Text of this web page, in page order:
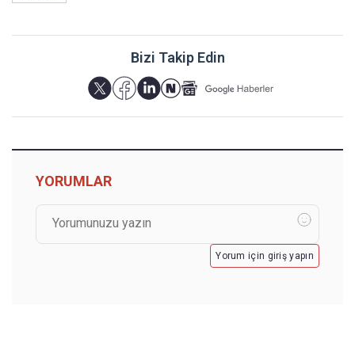
Bizi Takip Edin
YORUMLAR
Yorum için giriş yapın